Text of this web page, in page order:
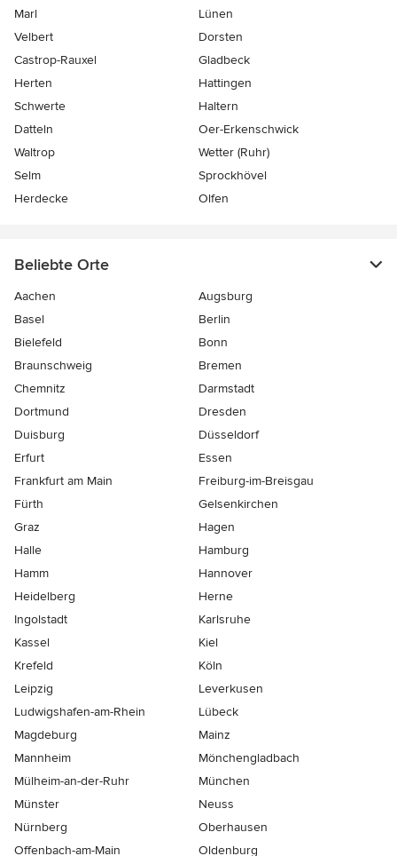
Marl
Lünen
Velbert
Dorsten
Castrop-Rauxel
Gladbeck
Herten
Hattingen
Schwerte
Haltern
Datteln
Oer-Erkenschwick
Waltrop
Wetter (Ruhr)
Selm
Sprockhövel
Herdecke
Olfen
Beliebte Orte
Aachen
Augsburg
Basel
Berlin
Bielefeld
Bonn
Braunschweig
Bremen
Chemnitz
Darmstadt
Dortmund
Dresden
Duisburg
Düsseldorf
Erfurt
Essen
Frankfurt am Main
Freiburg-im-Breisgau
Fürth
Gelsenkirchen
Graz
Hagen
Halle
Hamburg
Hamm
Hannover
Heidelberg
Herne
Ingolstadt
Karlsruhe
Kassel
Kiel
Krefeld
Köln
Leipzig
Leverkusen
Ludwigshafen-am-Rhein
Lübeck
Magdeburg
Mainz
Mannheim
Mönchen­gladbach
Mülheim-an-der-Ruhr
München
Münster
Neuss
Nürnberg
Oberhausen
Offenbach-am-Main
Oldenburg